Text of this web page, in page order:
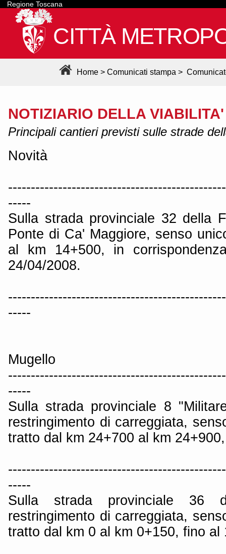
Regione Toscana
CITTÀ
Home > Comunicati stampa >
NOTIZIARIO DELLA VIABILITA'
Principali cantieri previsti sulle strade
Novità
-----
Sulla strada provinciale 32 della
Ponte di Ca' Maggiore, senso
al km 14+500, in
24/04/2008.
-----
Mugello
-----
Sulla strada provinciale 8
restringimento di carreggiata,
tratto dal km 24+700 al km
-----
Sulla strada provinciale 36
restringimento di carreggiata,
tratto dal km 0 al km 0+150, fino al